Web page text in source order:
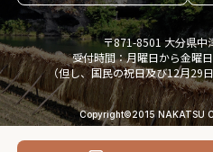
〒871-8501 大分県中
受付時間：月曜日から金曜
（但し、国民の祝日及び12月29
Copyright©2015 NAKATSU